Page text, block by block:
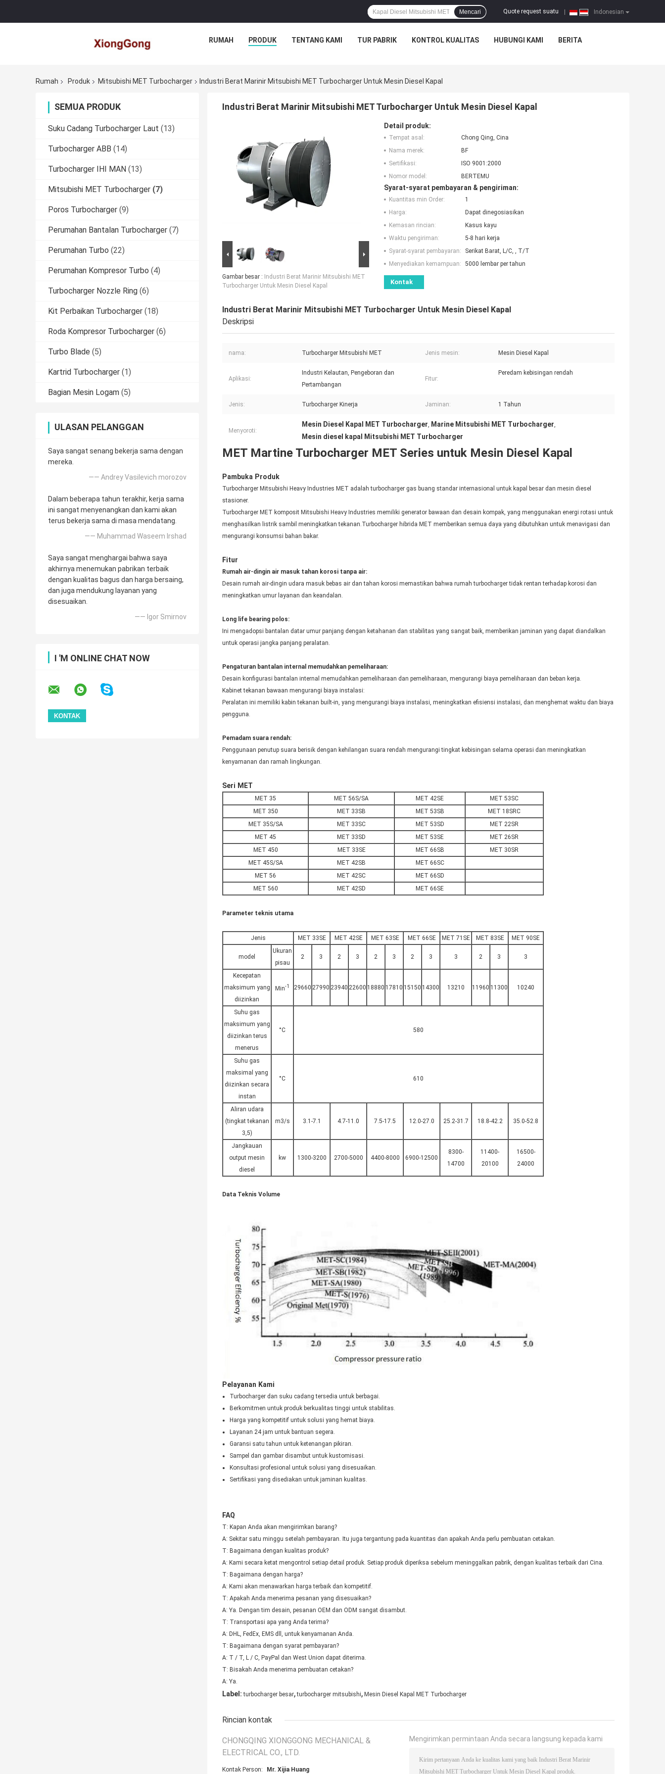
Indonesian
Quote request suatu
Mencari
RUMAH PRODUK TENTANG KAMI TUR PABRIK KONTROL KUALITAS HUBUNGI KAMI BERITA
Rumah Produk Mitsubishi MET Turbocharger Industri Berat Marinir Mitsubishi MET Turbocharger Untuk Mesin Diesel Kapal
SEMUA PRODUK
Suku Cadang Turbocharger Laut (13)
Turbocharger ABB (14)
Turbocharger IHI MAN (13)
Mitsubishi MET Turbocharger (7)
Poros Turbocharger (9)
Perumahan Bantalan Turbocharger (7)
Perumahan Turbo (22)
Perumahan Kompresor Turbo (4)
Turbocharger Nozzle Ring (6)
Kit Perbaikan Turbocharger (18)
Roda Kompresor Turbocharger (6)
Turbo Blade (5)
Kartrid Turbocharger (1)
Bagian Mesin Logam (5)
ULASAN PELANGGAN
Saya sangat senang bekerja sama dengan
mereka.
—— Andrey Vasilevich morozov
Dalam beberapa tahun terakhir, kerja sama
ini sangat menyenangkan dan kami akan
terus bekerja sama di masa mendatang.
—— Muhammad Waseem Irshad
Saya sangat menghargai bahwa saya
akhirnya menemukan pabrikan terbaik
dengan kualitas bagus dan harga bersaing,
dan juga mendukung layanan yang
disesuaikan.
—— Igor Smirnov
I 'M ONLINE CHAT NOW
Industri Berat Marinir Mitsubishi MET Turbocharger Untuk Mesin Diesel Kapal
Gambar besar : Industri Berat Marinir Mitsubishi MET
Turbocharger Untuk Mesin Diesel Kapal
Detail produk:
Tempat asal:
Chong Qing, Cina
Nama merek:
BF
Sertifikasi:
ISO 9001:2000
Nomor model:
BERTEMU
Syarat-syarat pembayaran & pengiriman:
Kuantitas min Order:
1
Harga:
Dapat dinegosiasikan
Kemasan rincian:
Kasus kayu
Waktu pengiriman:
5-8 hari kerja
Syarat-syarat pembayaran:
Serikat Barat, L/C, , T/T
Menyediakan kemampuan:
5000 lembar per tahun
Kontak
Industri Berat Marinir Mitsubishi MET Turbocharger Untuk Mesin Diesel Kapal
Deskripsi
nama: Turbocharger Mitsubishi MET Jenis mesin: Mesin Diesel Kapal
Aplikasi:
Industri Kelautan, Pengeboran dan
Pertambangan
Fitur:
Peredam kebisingan rendah
Jenis: Turbocharger Kinerja Jaminan: 1 Tahun
Menyoroti:
Mesin Diesel Kapal MET Turbocharger, Marine Mitsubishi MET Turbocharger,
Mesin diesel kapal Mitsubishi MET Turbocharger
MET Martine Turbocharger MET Series untuk Mesin Diesel Kapal
Pambuka Produk
Turbocharger Mitsubishi Heavy Industries MET adalah turbocharger gas buang standar internasional untuk kapal besar dan mesin diesel
stasioner.
Turbocharger MET komposit Mitsubishi Heavy Industries memiliki generator bawaan dan desain kompak, yang menggunakan energi rotasi untuk
menghasilkan listrik sambil meningkatkan tekanan.Turbocharger hibrida MET memberikan semua daya yang dibutuhkan untuk menavigasi dan
mengurangi konsumsi bahan bakar.
Fitur
Rumah air-dingin air masuk tahan korosi tanpa air:
Desain rumah air-dingin udara masuk bebas air dan tahan korosi memastikan bahwa rumah turbocharger tidak rentan terhadap korosi dan
meningkatkan umur layanan dan keandalan.
Long life bearing polos:
Ini mengadopsi bantalan datar umur panjang dengan ketahanan dan stabilitas yang sangat baik, memberikan jaminan yang dapat diandalkan
untuk operasi jangka panjang peralatan.
Pengaturan bantalan internal memudahkan pemeliharaan:
Desain konfigurasi bantalan internal memudahkan pemeliharaan dan pemeliharaan, mengurangi biaya pemeliharaan dan beban kerja.
Kabinet tekanan bawaan mengurangi biaya instalasi:
Peralatan ini memiliki kabin tekanan built-in, yang mengurangi biaya instalasi, meningkatkan efisiensi instalasi, dan menghemat waktu dan biaya
pengguna.
Pemadam suara rendah:
Penggunaan penutup suara berisik dengan kehilangan suara rendah mengurangi tingkat kebisingan selama operasi dan meningkatkan
kenyamanan dan ramah lingkungan.
Seri MET
MET 35 MET 56S/SA MET 42SE
MET 53SC
MET 350
MET 33SB MET 53SB
MET 18SRC
MET 35S/SA
MET 33SC MET 53SD
MET 22SR
MET 45
MET 33SD MET 53SE
MET 26SR
MET 450
MET 33SE MET 66SB
MET 30SR
MET 45S/SA
MET 42SB
MET 66SC
MET 56
MET 42SC
MET 66SD
MET 560
MET 42SD MET 66SE
Parameter teknis utama
Jenis MET 33SE MET 42SE MET 63SE MET 66SE MET 71SE MET 83SE MET 90SE
model
Ukuran
pisau
2 3 2 3 2 3 2 3 3 2 3 3
Kecepatan
maksimum yang
diizinkan
Min-1 29660 27990 23940 22600 18880 17810 15150 14300 13210 11960 11300 10240
Suhu gas
maksimum yang
diizinkan terus
menerus
°C 580
Suhu gas
maksimal yang
diizinkan secara
instan
°C 610
Aliran udara
(tingkat tekanan
3,5)
m3/s 3.1-7.1 4.7-11.0 7.5-17.5 12.0-27.0 25.2-31.7 18.8-42.2 35.0-52.8
Jangkauan
output mesin
diesel
kw 1300-3200 2700-5000 4400-8000 6900-12500
8300-
14700
11400-
20100
16500-
24000
Data Teknis Volume
Pelayanan Kami
Turbocharger dan suku cadang tersedia untuk berbagai.
Berkomitmen untuk produk berkualitas tinggi untuk stabilitas.
Harga yang kompetitif untuk solusi yang hemat biaya.
Layanan 24 jam untuk bantuan segera.
Garansi satu tahun untuk ketenangan pikiran.
Sampel dan gambar disambut untuk kustomisasi.
Konsultasi profesional untuk solusi yang disesuaikan.
Sertifikasi yang disediakan untuk jaminan kualitas.
FAQ
T: Kapan Anda akan mengirimkan barang?
A: Sekitar satu minggu setelah pembayaran. Itu juga tergantung pada kuantitas dan apakah Anda perlu pembuatan cetakan.
T: Bagaimana dengan kualitas produk?
A: Kami secara ketat mengontrol setiap detail produk. Setiap produk diperiksa sebelum meninggalkan pabrik, dengan kualitas terbaik dari Cina.
T: Bagaimana dengan harga?
A: Kami akan menawarkan harga terbaik dan kompetitif.
T: Apakah Anda menerima pesanan yang disesuaikan?
A: Ya. Dengan tim desain, pesanan OEM dan ODM sangat disambut.
T: Transportasi apa yang Anda terima?
A: DHL, FedEx, EMS dll, untuk kenyamanan Anda.
T: Bagaimana dengan syarat pembayaran?
A: T / T, L / C, PayPal dan West Union dapat diterima.
T: Bisakah Anda menerima pembuatan cetakan?
A: Ya.
Label: turbocharger besar, turbocharger mitsubishi, Mesin Diesel Kapal MET Turbocharger
Rincian kontak
CHONGQING XIONGGONG MECHANICAL &
ELECTRICAL CO., LTD.
Kontak Person: Mr. Xijia Huang
Mengirimkan permintaan Anda secara langsung kepada kami